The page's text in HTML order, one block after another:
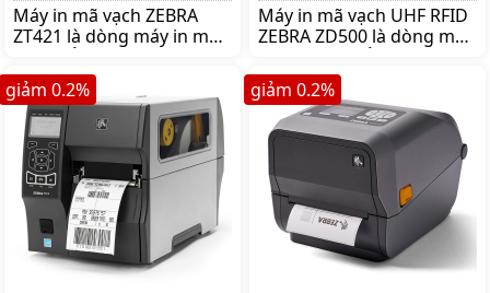
Máy in mã vạch ZEBRA
ZT421 là dòng máy in mã
hiệu ZEBRA. Mua ZEBRA
ZT421 lên ngay
shoppos.vn để nhận được
nhiều ưu đãi và giá tốt!!
Máy in mã vạch UHF RFID
ZEBRA ZD500 là dòng máy
thương hiệu ZEBRA. Mua
UHF RFID ZEBRA ZD500
lên ngay shoppos.vn !!
giảm 0.2% giảm 0.2%